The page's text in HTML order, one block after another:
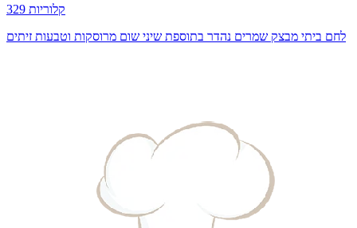
329 קלוריות
לחם ביתי מבצק שמרים נהדר בתוספת שיני שום מרוסקות וטבעות זיתים